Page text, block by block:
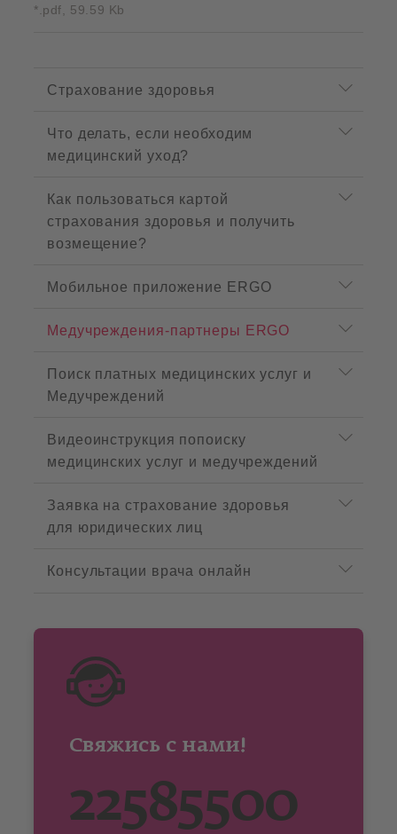
*.pdf, 59.59 Kb
Страхование здоровья
Что делать, если необходим
медицинский уход?
Как пользоваться картой
страхования здоровья и получить
возмещение?
Мобильное приложение ERGO
Медучреждения-партнеры ERGO
Поиск платных медицинских услуг и
Медучреждений
Видеоинструкция попоиску
медицинских услуг и медучреждений
Заявка на страхование здоровья
для юридических лиц
Консультации врача онлайн
Свяжись с нами!
22585500